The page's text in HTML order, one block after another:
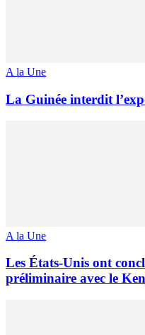
A la Une
La Guinée interdit
A la Une
Les États-Unis ont
préliminaire avec le